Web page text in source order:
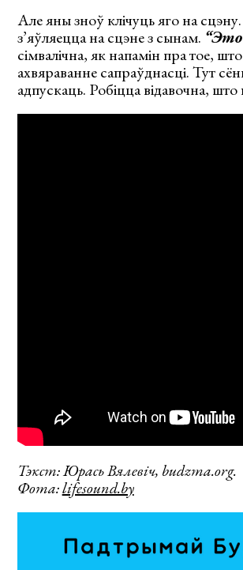
Але яны зноў клічуць яго на
з’яўляецца на сцэне з сынам. “Это
сімвалічна, як напамін пра тое,
ахвяраванне сапраўднасці. Тут
адпускаць. Робіцца відавочна,
Тэкст: Юрась Вялевіч, budzma.org.
Фота:lifesound.by